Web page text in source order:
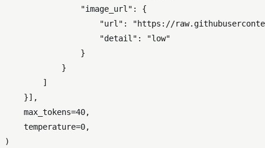
"image_url" : {
"url" :
"https://
"detail" :
"low"
                }
            }
        ]
    }],
    max_tokens=
40,
    temperature=
0,
)